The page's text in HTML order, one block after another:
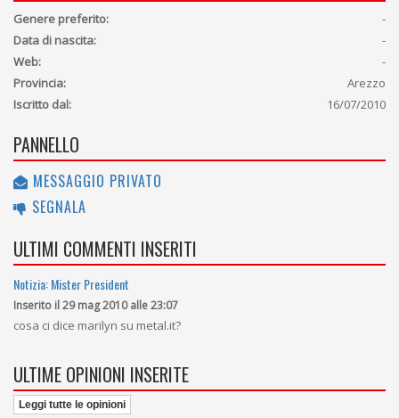
Genere preferito:
-
Data di nascita:
-
Web:
-
Provincia:
Arezzo
Iscritto dal:
16/07/2010
PANNELLO
MESSAGGIO PRIVATO
SEGNALA
ULTIMI COMMENTI INSERITI
Notizia: Mister President
Inserito il 29 mag 2010 alle 23:07
cosa ci dice marilyn su metal.it?
ULTIME OPINIONI INSERITE
Leggi tutte le opinioni